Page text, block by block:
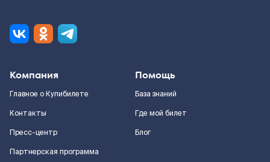
Компания
Главное о Купибилете
Контакты
Пресс-центр
Партнерская программа
Помощь
База знаний
Где мой билет
Блог